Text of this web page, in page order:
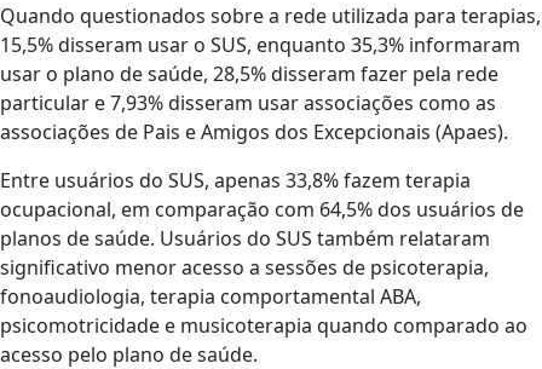
Quando questionados sobre a rede utilizada para terapias,
15,5% disseram usar o SUS, enquanto 35,3% informaram
usar o plano de saúde, 28,5% disseram fazer pela rede
particular e 7,93% disseram usar associações como as
associações de Pais e Amigos dos Excepcionais (Apaes).
Entre usuários do SUS, apenas 33,8% fazem terapia
ocupacional, em comparação com 64,5% dos usuários de
planos de saúde. Usuários do SUS também relataram
significativo menor acesso a sessões de psicoterapia,
fonoaudiologia, terapia comportamental ABA,
psicomotricidade e musicoterapia quando comparado ao
acesso pelo plano de saúde.